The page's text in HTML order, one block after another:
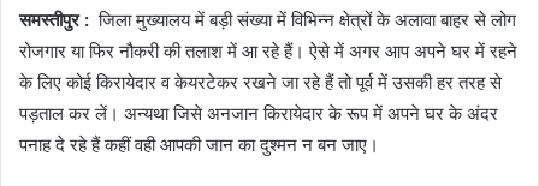
समस्तीपुर : जिला मुख्यालय में बड़ी संख्या में विभिन्न क्षेत्रों के अलावा बाहर से लोग
रोजगार या फिर नौकरी की तलाश में आ रहे हैं। ऐसे में अगर आप अपने घर में रहने
के लिए कोई किरायेदार व केयरटेकर रखने जा रहे हैं तो पूर्व में उसकी हर तरह से
पड़ताल कर लें। अन्यथा जिसे अनजान किरायेदार के रूप में अपने घर के अंदर
पनाह दे रहे हैं कहीं वही आपकी जान का दुश्मन न बन जाए।